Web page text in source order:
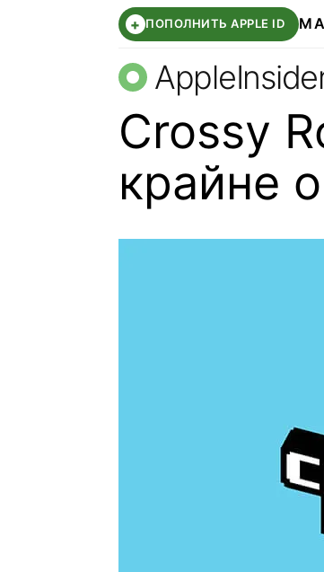
+ ПОПОЛНИТЬ APPLE ID
Crossy
крайне